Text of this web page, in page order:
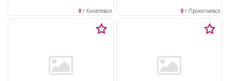
или составе вагонов,...г Киселевск г Прокопьевск